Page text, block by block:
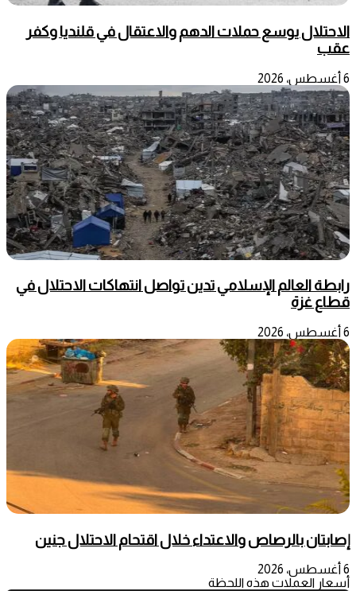
الاحتلال يوسع حملات الدهم والاعتقال في قلنديا وكفر
عقب
6 أغسطس، 2026
رابطة العالم الإسلامي تدين تواصل انتهاكات الاحتلال في
قطاع غزة
6 أغسطس، 2026
إصابتان بالرصاص والاعتداء خلال اقتحام الاحتلال جنين
6 أغسطس، 2026
أسعار العملات هذه اللحظة